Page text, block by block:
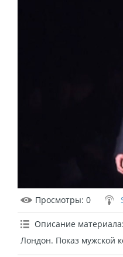
Просмотры: 0
Описание материала:
Лондон. Показ мужской